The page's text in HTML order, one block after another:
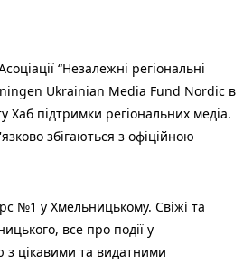
“Незалежні регіональні
Ukrainian Media Fund Nordic в
Хаб підтримки регіональних медіа.
збігаються з офіційною
№1 у Хмельницькому. Свіжі та
все про події у
з цікавими та видатними